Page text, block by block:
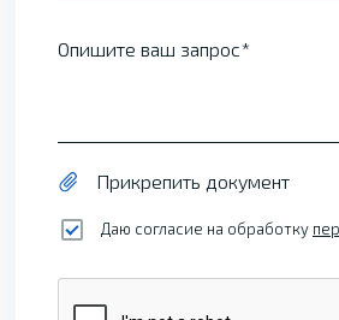
Опишите ваш запрос
Прикрепить документ
Даю согласие на обработку